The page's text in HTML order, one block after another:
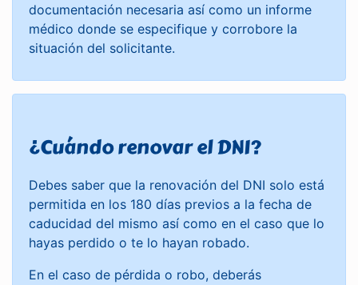
documentación necesaria así como un informe
médico donde se especifique y corrobore la
situación del solicitante.
¿Cuándo renovar el DNI?
Debes saber que la renovación del DNI solo está
permitida en los 180 días previos a la fecha de
caducidad del mismo así como en el caso que lo
hayas perdido o te lo hayan robado.
En el caso de pérdida o robo, deberás